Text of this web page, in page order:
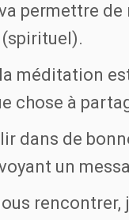
permettre de
méditation
chose à
dans de
un
rencontrer,